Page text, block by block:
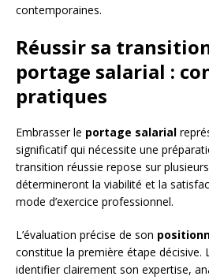
contemporaines.
Réussir sa
portage salarial :
pratiques
Embrasser le portage salarial
significatif qui nécessite une
transition réussie repose sur
détermineront la viabilité et la
mode d’exercice professionnel.
L’évaluation précise de son
constitue la première étape
identifier clairement son expertise,